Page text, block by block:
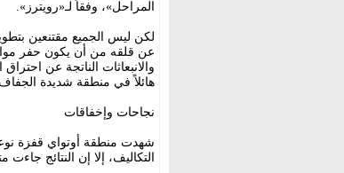
المراحل»، وفقاً لـ«رويترز».
لكن ليس الجميع مقتنعين
عن قلقه من أن يكون حفر
والانبعاثات الناتجة عن
هائلاً في منطقة شديدة
نجاحات وإخفاقات
شهدت منطقة أوتواي قفزة
التكاليف، إلا إن النتائج جاءت